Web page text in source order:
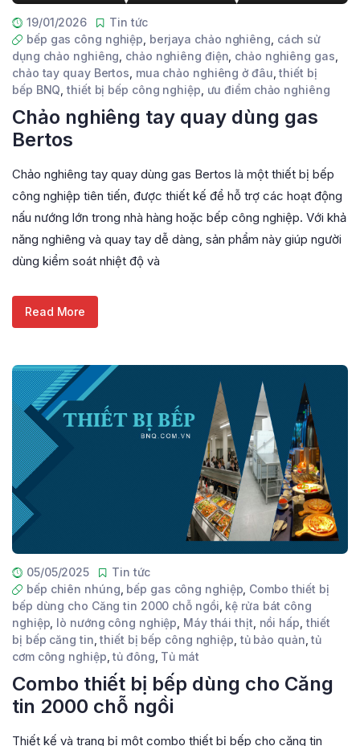
19/01/2026
Tin tức
bếp gas công nghiệp berjaya chảo nghiêng cách sử
dụng chảo nghiêng chảo nghiêng điện chảo nghiêng gas
chảo tay quay Bertos mua chảo nghiêng ở đâu ,thiết bị
bếp BNQ ,thiết bị bếp công nghiệp ưu điểm chảo nghiêng
Chảo nghiêng tay quay dùng gas
Bertos
Chảo nghiêng tay quay dùng gas Bertos là một thiết bị bếp
công nghiệp tiên tiến, được thiết kế để hỗ trợ các hoạt động
nấu nướng lớn trong nhà hàng hoặc bếp công nghiệp. Với khả
năng nghiêng và quay tay dễ dàng, sản phẩm này giúp người
dùng kiểm soát nhiệt độ và
Read More
05/05/2025
Tin tức
bếp chiên nhúng bếp gas công nghiệp Combo thiết bị
bếp dùng cho Căng tin 2000 chỗ ngồi kệ rửa bát công
nghiệp lò nướng công nghiệp Máy thái thịt nồi hấp thiết
bị bếp căng tin ,thiết bị bếp công nghiệp tủ bảo quản ,tủ
cơm công nghiệp ,tủ đông Tủ mát
Combo thiết bị bếp dùng cho Căng
tin 2000 chỗ ngồi
Thiết kế và trang bị một combo thiết bị bếp cho căng tin